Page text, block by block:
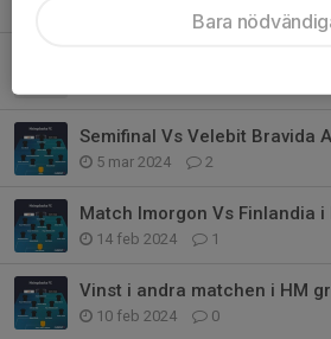
Semifinal Vs Velebit Bravida
5 mar 2024 2
Match Imorgon Vs Finlandia i
14 feb 2024 1
Vinst i andra matchen i HM
10 feb 2024 0
Bara